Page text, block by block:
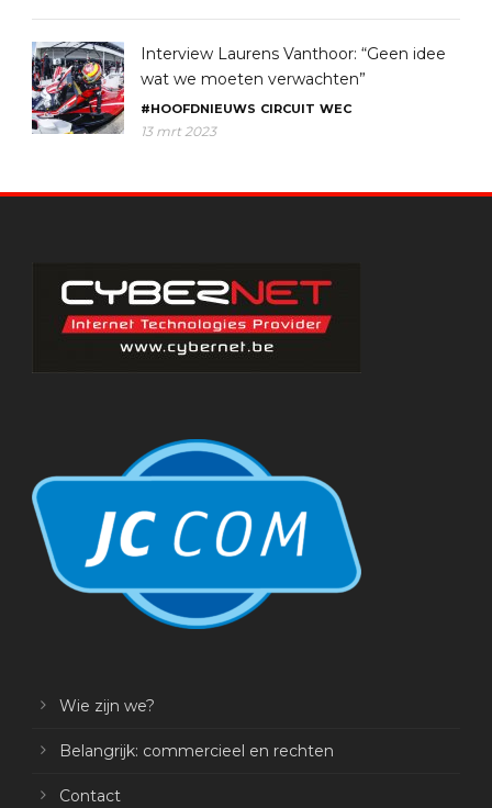
Interview Laurens Vanthoor: “Geen idee
wat we moeten verwachten”
#HOOFDNIEUWS CIRCUIT WEC
13 mrt 2023
Wie zijn we?
Belangrijk: commercieel en rechten
Contact